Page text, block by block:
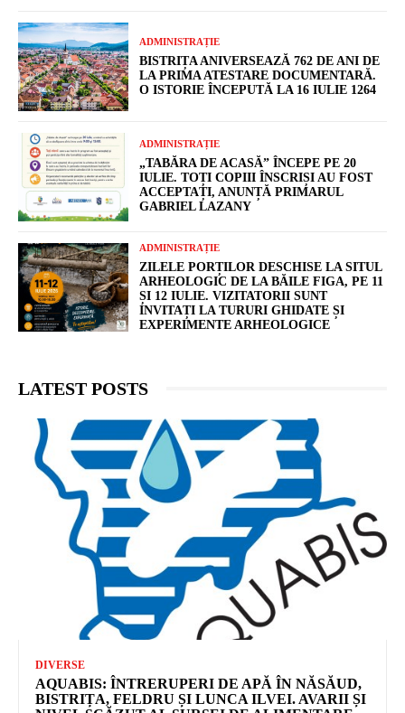
ADMINISTRAȚIE
BISTRIȚA ANIVERSEAZĂ 762 DE ANI DE
LA PRIMA ATESTARE DOCUMENTARĂ.
O ISTORIE ÎNCEPUTĂ LA 16 IULIE 1264
ADMINISTRAȚIE
„TABĂRA DE ACASĂ” ÎNCEPE PE 20
IULIE. TOȚI COPIII ÎNSCRIȘI AU FOST
ACCEPTAȚI, ANUNȚĂ PRIMARUL
GABRIEL LAZANY
ADMINISTRAȚIE
ZILELE PORȚILOR DESCHISE LA SITUL
ARHEOLOGIC DE LA BĂILE FIGA, PE 11
ȘI 12 IULIE. VIZITATORII SUNT
INVITAȚI LA TURURI GHIDATE ȘI
EXPERIMENTE ARHEOLOGICE
LATEST POSTS
DIVERSE
AQUABIS: ÎNTRERUPERI DE APĂ ÎN NĂSĂUD,
BISTRIȚA, FELDRU ȘI LUNCA ILVEI. AVARII ȘI